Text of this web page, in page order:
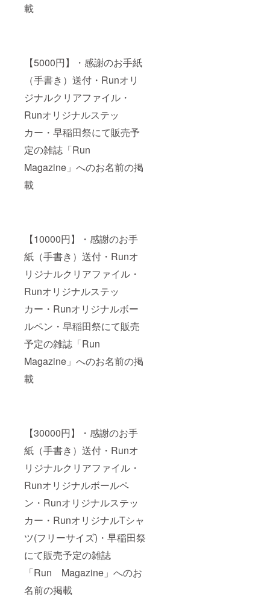
載
【5000円】・感謝のお手紙
（手書き）送付・Runオリ
ジナルクリアファイル・
Runオリジナルステッ
カー・早稲田祭にて販売予
定の雑誌「Run
Magazine」へのお名前の掲
載
【10000円】・感謝のお手
紙（手書き）送付・Runオ
リジナルクリアファイル・
Runオリジナルステッ
カー・Runオリジナルボー
ルペン・早稲田祭にて販売
予定の雑誌「Run
Magazine」へのお名前の掲
載
【30000円】・感謝のお手
紙（手書き）送付・Runオ
リジナルクリアファイル・
Runオリジナルボールペ
ン・Runオリジナルステッ
カー・RunオリジナルTシャ
ツ(フリーサイズ)・早稲田祭
にて販売予定の雑誌
「Run Magazine」へのお
名前の掲載